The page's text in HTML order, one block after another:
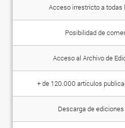
Acceso irrestricto a todas
Posibilidad de
Acceso al Archivo de
+ de 120.000 artículos
Descarga de ediciones